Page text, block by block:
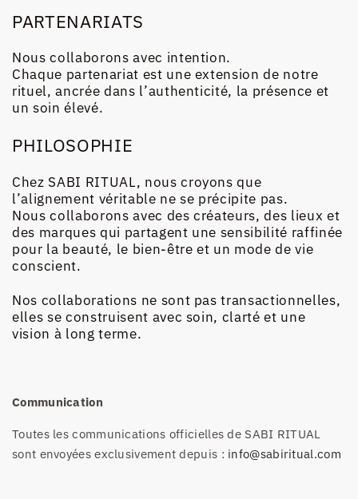
PARTENARIATS
Nous collaborons avec intention.
Chaque partenariat est une extension de notre
rituel, ancrée dans l’authenticité, la présence et
un soin élevé.
PHILOSOPHIE
Chez SABI RITUAL, nous croyons que
l’alignement véritable ne se précipite pas.
Nous collaborons avec des créateurs, des lieux et
des marques qui partagent une sensibilité raffinée
pour la beauté, le bien-être et un mode de vie
conscient.
Nos collaborations ne sont pas transactionnelles,
elles se construisent avec soin, clarté et une
vision à long terme.
Communication
Toutes les communications officielles de SABI RITUAL
sont envoyées exclusivement depuis : info@sabiritual.com